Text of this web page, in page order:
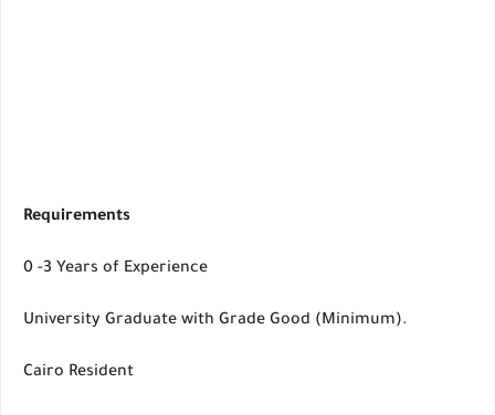
Requirements
0 -3 Years of Experience
University Graduate with Grade Good (Minimum).
Cairo Resident